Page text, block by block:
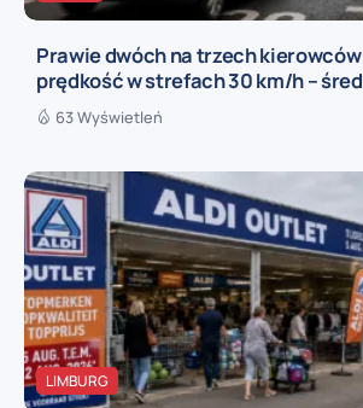
Prawie dwóch na trzech
prędkość w strefach 30 km/h –
63 Wyświetleń
LIMBURG